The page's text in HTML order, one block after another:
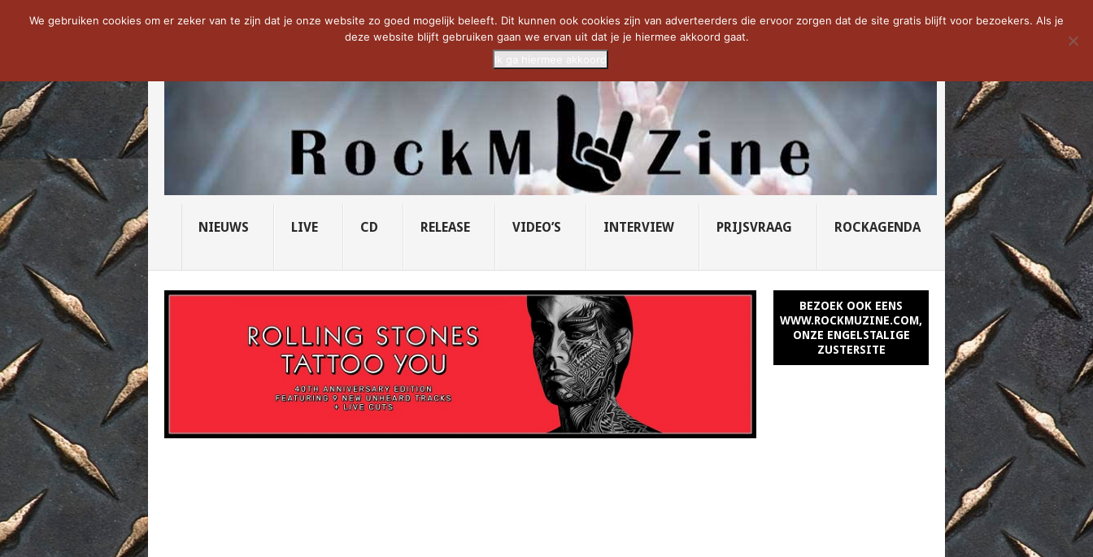
NOW TRENDING: THE VICIOUS HEAD SOCIETY... PRIDE OF LIONS – U... SAVATAGE KOMT TERUG IN 0... CD VAN DE WEEK: SLEEPING...
NIEUWS LIVE CD RELEASE VIDEO’S INTERVIEW PRIJSVRAAG ROCKAGENDA
BEZOEK OOK EENS
WWW.ROCKMUZINE.COM,
ONZE ENGELSTALIGE
ZUSTERSITE
We gebruiken cookies om er zeker van te zijn dat je onze website zo goed mogelijk beleeft. Dit kunnen ook cookies zijn van adverteerders die ervoor zorgen dat de site gratis blijft voor bezoekers. Als je
deze website blijft gebruiken gaan we ervan uit dat je je hiermee akkoord gaat.
Ik ga hiermee akkoord